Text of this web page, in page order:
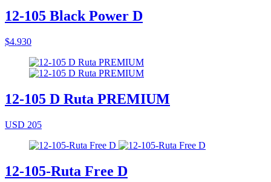
12-105 Black Power D
$4.930
12-105 D Ruta PREMIUM
USD 205
12-105-Ruta Free D